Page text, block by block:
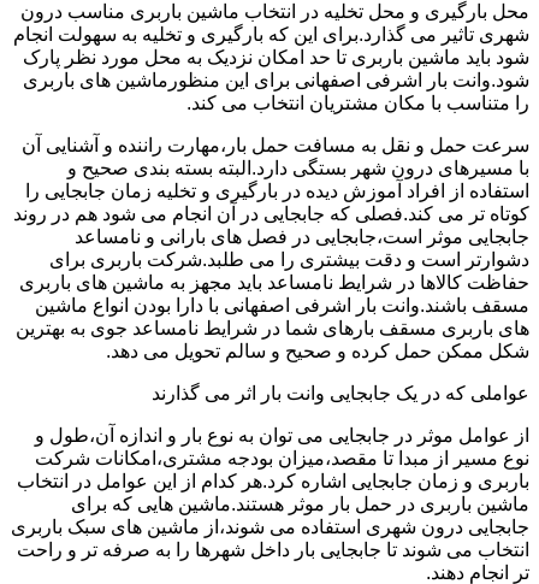
محل بارگیری و محل تخلیه در انتخاب ماشین باربری مناسب درون
شهری تاثیر می گذارد.برای این که بارگیری و تخلیه به سهولت انجام
شود باید ماشین باربری تا حد امکان نزدیک به محل مورد نظر پارک
شود.وانت بار اشرفی اصفهانی برای این منظورماشین های باربری
را متناسب با مکان مشتریان انتخاب می کند.
سرعت حمل و نقل به مسافت حمل بار،مهارت راننده و آشنایی آن
با مسیرهای درون شهر بستگی دارد.البته بسته بندی صحیح و
استفاده از افراد آموزش دیده در بارگیری و تخلیه زمان جابجایی را
کوتاه تر می کند.فصلی که جابجایی در آن انجام می شود هم در روند
جابجایی موثر است،جابجایی در فصل های بارانی و نامساعد
دشوارتر است و دقت بیشتری را می طلبد.شرکت باربری برای
حفاظت کالاها در شرایط نامساعد باید مجهز به ماشین های باربری
مسقف باشند.وانت بار اشرفی اصفهانی با دارا بودن انواع ماشین
های باربری مسقف بارهای شما در شرایط نامساعد جوی به بهترین
شکل ممکن حمل کرده و صحیح و سالم تحویل می دهد.
عواملی که در یک جابجایی وانت بار اثر می گذارند
از عوامل موثر در جابجایی می توان به نوع بار و اندازه آن،طول و
نوع مسیر از مبدا تا مقصد،میزان بودجه مشتری،امکانات شرکت
باربری و زمان جابجایی اشاره کرد.هر کدام از این عوامل در انتخاب
ماشین باربری در حمل بار موثر هستند.ماشین هایی که برای
جابجایی درون شهری استفاده می شوند،از ماشین های سبک باربری
انتخاب می شوند تا جابجایی بار داخل شهرها را به صرفه تر و راحت
تر انجام دهند.